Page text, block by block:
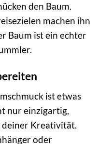
den Baum.
machen ihn
Baum ist ein echter
ist etwas
nur einzigartig,
deiner Kreativität.
oder